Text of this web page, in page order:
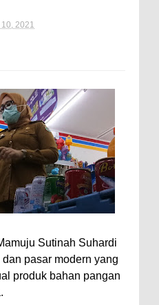
10, 2021
Sutinah Suhardi
pasar modern yang
produk bahan pangan